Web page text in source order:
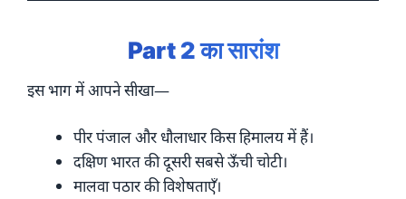
Part 2 का सारांश
इस भाग में आपने सीखा—
पीर पंजाल और धौलाधार किस हिमालय में हैं।
दक्षिण भारत की दूसरी सबसे ऊँची चोटी।
मालवा पठार की विशेषताएँ।